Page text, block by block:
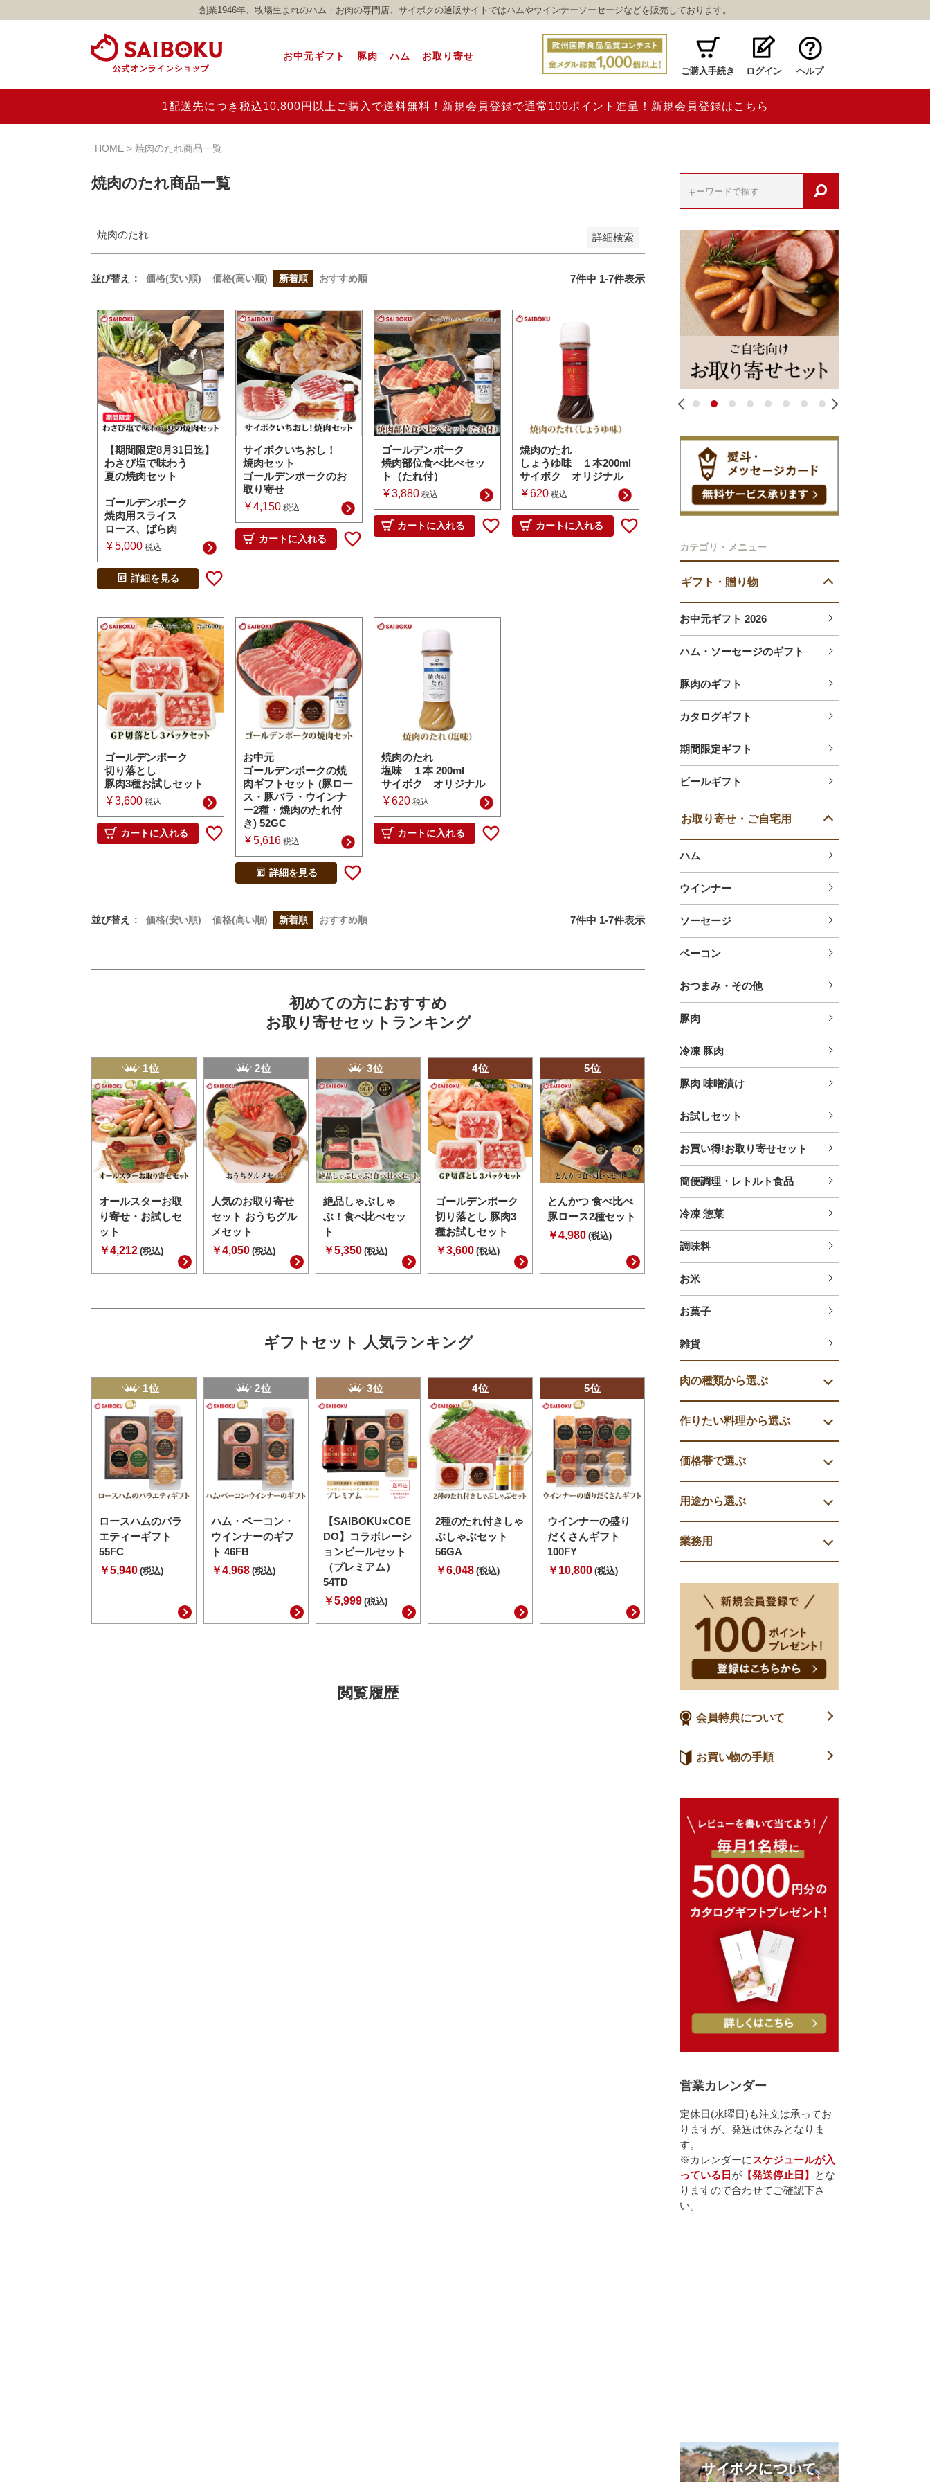
創業1946年、牧場生まれのハム・お肉の専門店、サイボクの通販サイトではハムやウインナーソーセージなどを販売しております。
お中元ギフト 豚肉 ハム お取り寄せ
ご購入手続き ログイン ヘルプ
1配送先につき税込10,800円以上ご購入で送料無料！新規会員登録で通常100ポイント進呈！新規会員登録はこちら
HOME 焼肉のたれ商品一覧
カテゴリ・メニュー
ギフト・贈り物
お中元ギフト 2026
ハム・ソーセージのギフト
豚肉のギフト
カタログギフト
期間限定ギフト
ビールギフト
お取り寄せ・ご自宅用
ハム
ウインナー
ソーセージ
ベーコン
おつまみ・その他
豚肉
冷凍 豚肉
豚肉 味噌漬け
お試しセット
お買い得!お取り寄せセット
簡便調理・レトルト食品
冷凍 惣菜
調味料
お米
お菓子
雑貨
肉の種類から選ぶ
作りたい料理から選ぶ
価格帯で選ぶ
用途から選ぶ
業務用
会員特典について
お買い物の手順
営業カレンダー
定休日(水曜日)も注文は承ってお
りますが、発送は休みとなりま
す。
※カレンダーに スケジュールが入
っている日 が 【発送停止日】
とな
りますので合わせてご確認下さ
い。
焼肉のたれ商品一覧
焼肉のたれ 詳細検索
在庫なし商品
在庫なし商品を表示しない
新着順 登録順 価格が安い順
価格が高い順
優先度順
レビュー順 キーワードヒット順
並び替え 価格(安い順) 価格(高い順) 新着順 おすすめ順 7件中 1-7件表示
【期間限定8月31日迄】
わさび塩で味わう
夏の焼肉セット
ゴールデンポーク
焼肉用スライス
ロース、ばら肉
¥5,000 税込
詳細を見る
サイボクいちおし！
焼肉セット
ゴールデンポークのお
取り寄せ
¥4,150 税込
カートに入れる
ゴールデンポーク
焼肉部位食べ比べセッ
ト（たれ付）
¥3,880 税込
カートに入れる
焼肉のたれ
しょうゆ味 １本200ml
サイボク オリジナル
¥620 税込
カートに入れる
ゴールデンポーク
切り落とし
豚肉3種お試しセット
¥3,600 税込
カートに入れる
お中元
ゴールデンポークの焼
肉ギフトセット (豚ロー
ス・豚バラ・ウインナ
ー2種・焼肉のたれ付
き) 52GC
¥5,616 税込
詳細を見る
焼肉のたれ
塩味 １本 200ml
サイボク オリジナル
¥620 税込
カートに入れる
並び替え 価格(安い順) 価格(高い順) 新着順 おすすめ順 7件中 1-7件表示
初めての方におすすめ
お取り寄せセットランキング
1位
オールスターお取
り寄せ・お試しセ
ット
￥4,212 (税込)
2位
人気のお取り寄せ
セット おうちグル
メセット
￥4,050 (税込)
3位
絶品しゃぶしゃ
ぶ！食べ比べセッ
ト
￥5,350 (税込)
4位
ゴールデンポーク
切り落とし 豚肉3
種お試しセット
￥3,600 (税込)
5位
とんかつ 食べ比べ
豚ロース2種セット
￥4,980 (税込)
ギフトセット 人気ランキング
1位
ロースハムのバラ
エティーギフト
55FC
￥5,940 (税込)
2位
ハム・ベーコン・
ウインナーのギフ
ト 46FB
￥4,968 (税込)
3位
【SAIBOKU×COE
DO】コラボレーシ
ョンビールセット
（プレミアム）
54TD
￥5,999 (税込)
4位
2種のたれ付きしゃ
ぶしゃぶセット
56GA
￥6,048 (税込)
5位
ウインナーの盛り
だくさんギフト
100FY
￥10,800 (税込)
閲覧履歴